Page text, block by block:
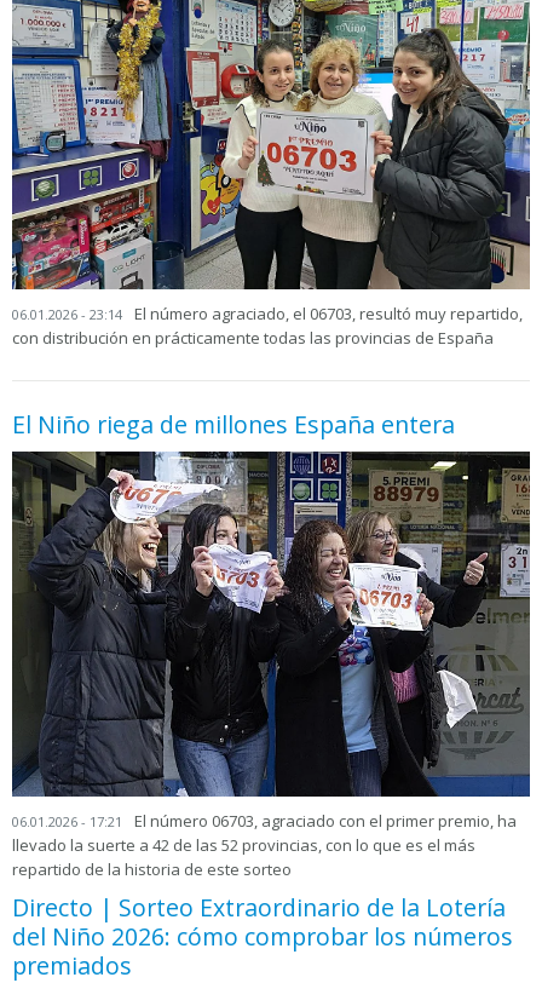
06.01.2026 - 23:14
El número agraciado, el 06703, resultó muy repartido,
con distribución en prácticamente todas las provincias de España
El Niño riega de millones España entera
06.01.2026 - 17:21
El número 06703, agraciado con el primer premio, ha
llevado la suerte a 42 de las 52 provincias, con lo que es el más
repartido de la historia de este sorteo
Directo | Sorteo Extraordinario de la Lotería
del Niño 2026: cómo comprobar los números
premiados